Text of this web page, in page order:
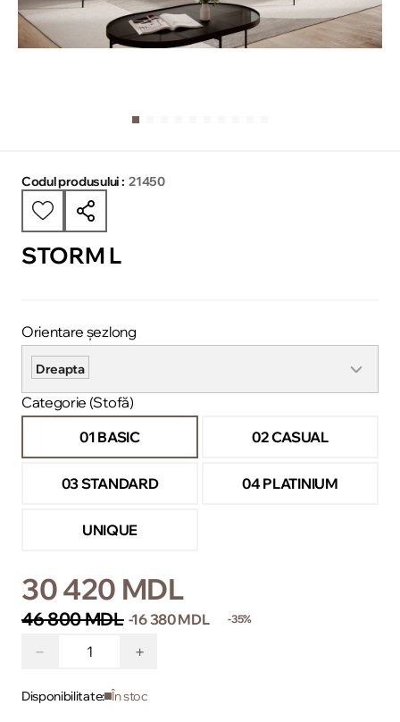
Codul produsului : 21450
STORM L
Orientare șezlong
Dreapta
Categorie (Stofă)
01 BASIC
02 CASUAL
03 STANDARD 04 PLATINIUM
UNIQUE
30 420 MDL
46 800 MDL -16 380 MDL -35%
− +
Disponibilitate: În stoc